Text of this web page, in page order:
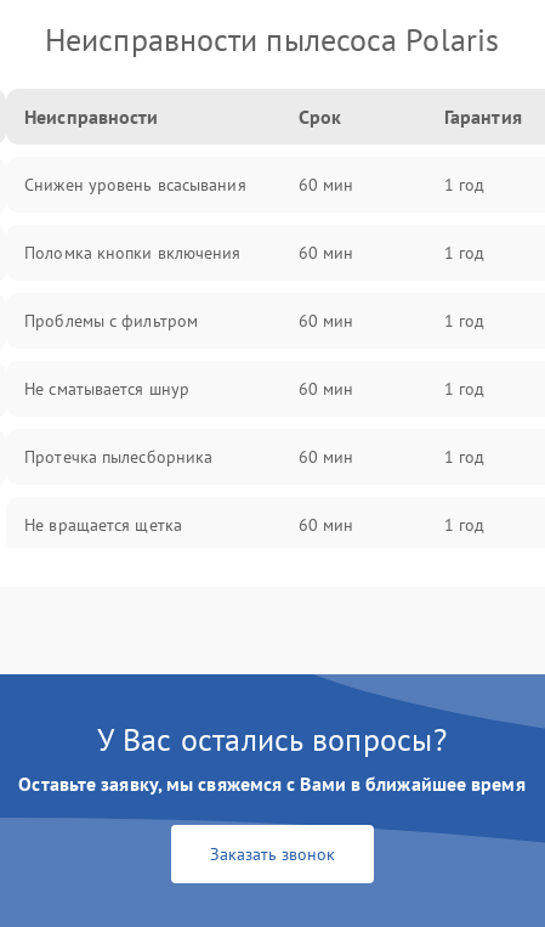
Неисправности пылесоса Polaris
Неисправности Срок Гарантия
Снижен уровень всасывания 60 мин 1 год
Поломка кнопки включения 60 мин 1 год
Проблемы с фильтром 60 мин 1 год
Не сматывается шнур 60 мин 1 год
Протечка пылесборника 60 мин 1 год
Не вращается щетка 60 мин 1 год
Плохая уборка шерсти или волос 1 год
У Вас остались вопросы?
Оставьте заявку, мы свяжемся с Вами в ближайшее время
Заказать звонок